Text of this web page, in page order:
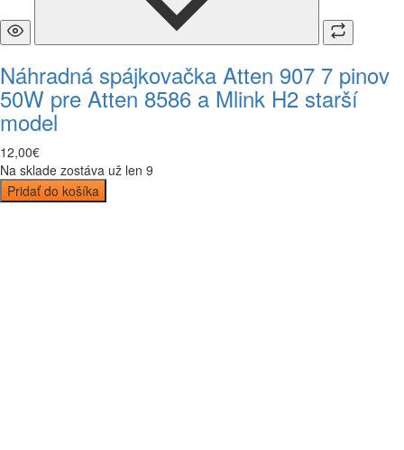
Náhradná spájkovačka Atten 907 7 pinov
50W pre Atten 8586 a Mlink H2 starší
model
12,00€
Na sklade zostáva už len 9
Pridať do košíka